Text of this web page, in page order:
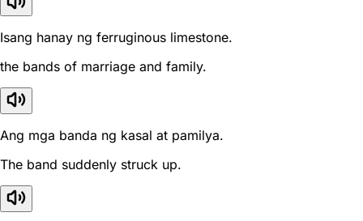
Isang hanay ng ferruginous limestone.
the bands of marriage and family.
Ang mga banda ng kasal at pamilya.
The band suddenly struck up.